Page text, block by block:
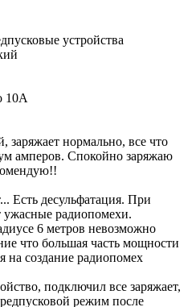
устройства
10А
нормально, все что
амперов. Спокойно заряжаю
Есть десульфатация. При
ужасные радиопомехи.
6 метров невозможно
что большая часть мощности
на создание радиопомех
подключил все заряжает,
режим после